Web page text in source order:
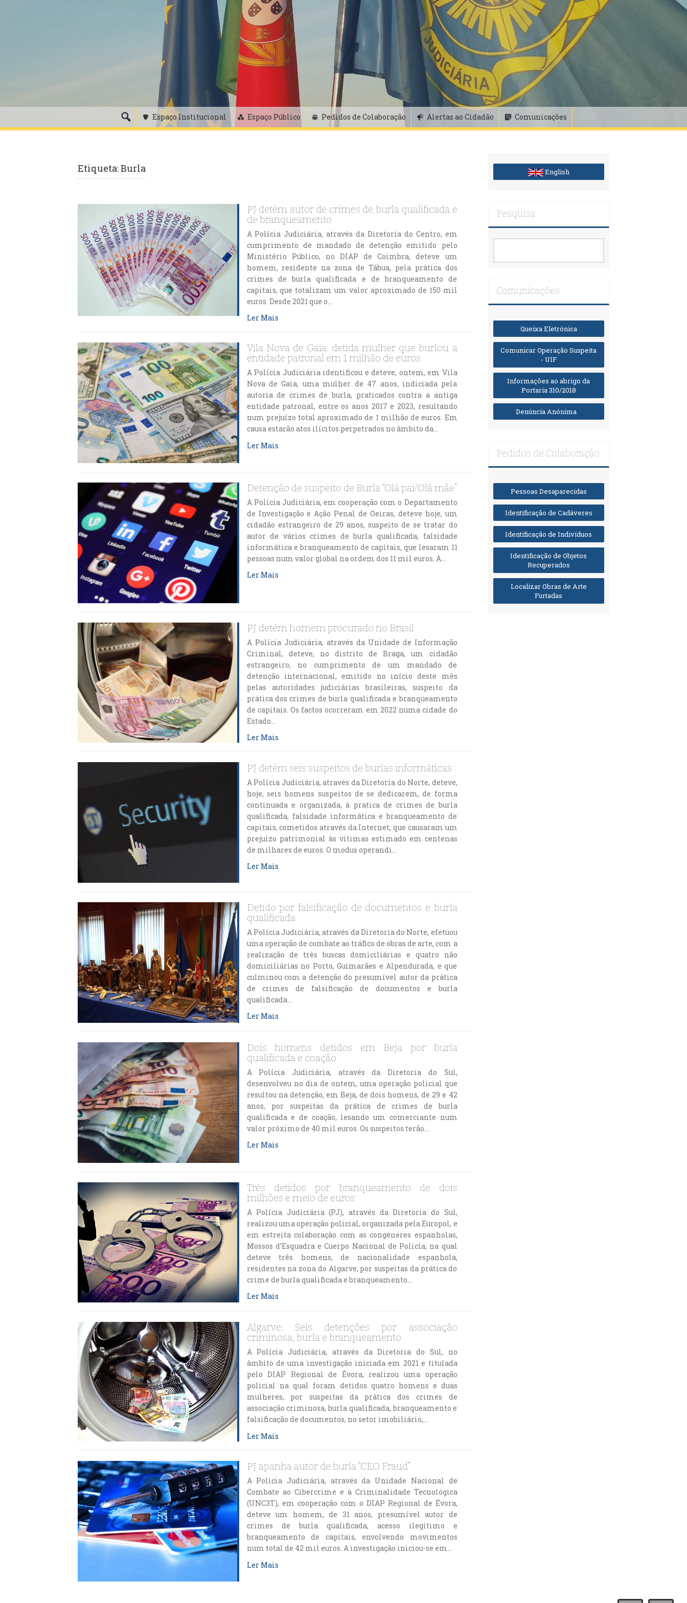
Espaço Institucional Espaço Público Pedidos de Colaboração Alertas ao Cidadão Comunicações
Etiqueta:Burla
PJ detém autor de crimes de burla qualificada e
de branqueamento
A Polícia Judiciária, através da Diretoria do Centro, em
cumprimento de mandado de detenção emitido pelo
Ministério Público, no DIAP de Coimbra, deteve um
homem, residente na zona de Tábua, pela prática dos
crimes de burla qualificada e de branqueamento de
capitais, que totalizam um valor aproximado de 150 mil
euros. Desde 2021 que o…
Ler Mais
Vila Nova de Gaia: detida mulher que burlou a
entidade patronal em 1 milhão de euros
A Polícia Judiciária identificou e deteve, ontem, em Vila
Nova de Gaia, uma mulher de 47 anos, indiciada pela
autoria de crimes de burla, praticados contra a antiga
entidade patronal, entre os anos 2017 e 2023, resultando
num prejuízo total aproximado de 1 milhão de euros. Em
causa estarão atos ilícitos perpetrados no âmbito da…
Ler Mais
Detenção de suspeito de Burla “Olá pai/Olá mãe”
A Polícia Judiciária, em cooperação com o Departamento
de Investigação e Ação Penal de Oeiras, deteve hoje, um
cidadão estrangeiro de 29 anos, suspeito de se tratar do
autor de vários crimes de burla qualificada, falsidade
informática e branqueamento de capitais, que lesaram 11
pessoas num valor global na ordem dos 11 mil euros. A…
Ler Mais
PJ detém homem procurado no Brasil
A Polícia Judiciária, através da Unidade de Informação
Criminal, deteve, no distrito de Braga, um cidadão
estrangeiro, no cumprimento de um mandado de
detenção internacional, emitido no início deste mês
pelas autoridades judiciárias brasileiras, suspeito da
prática dos crimes de burla qualificada e branqueamento
de capitais. Os factos ocorreram em 2022 numa cidade do
Estado…
Ler Mais
PJ detém seis suspeitos de burlas informáticas
A Polícia Judiciária, através da Diretoria do Norte, deteve,
hoje, seis homens suspeitos de se dedicarem, de forma
continuada e organizada, à pratica de crimes de burla
qualificada, falsidade informática e branqueamento de
capitais, cometidos através da Internet, que causaram um
prejuízo patrimonial às vítimas estimado em centenas
de milhares de euros. O modus operandi…
Ler Mais
Detido por falsificação de documentos e burla
qualificada
A Polícia Judiciária, através da Diretoria do Norte, efetuou
uma operação de combate ao tráfico de obras de arte, com a
realização de três buscas domiciliárias e quatro não
domiciliárias no Porto, Guimarães e Alpendurada, e que
culminou com a detenção do presumível autor da prática
de crimes de falsificação de documentos e burla
qualificada…
Ler Mais
Dois homens detidos em Beja por burla
qualificada e coação
A Polícia Judiciária, através da Diretoria do Sul,
desenvolveu no dia de ontem, uma operação policial que
resultou na detenção, em Beja, de dois homens, de 29 e 42
anos, por suspeitas da prática de crimes de burla
qualificada e de coação, lesando um comerciante num
valor próximo de 40 mil euros. Os suspeitos terão…
Ler Mais
Três detidos por branqueamento de dois
milhões e meio de euros
A Polícia Judiciária (PJ), através da Diretoria do Sul,
realizou uma operação policial, organizada pela Europol, e
em estreita colaboração com as congéneres espanholas,
Mossos d’Esquadra e Cuerpo Nacional de Policía, na qual
deteve três homens, de nacionalidade espanhola,
residentes na zona do Algarve, por suspeitas da prática do
crime de burla qualificada e branqueamento…
Ler Mais
Algarve: Seis detenções por associação
criminosa, burla e branqueamento
A Polícia Judiciária, através da Diretoria do Sul, no
âmbito de uma investigação iniciada em 2021 e titulada
pelo DIAP Regional de Évora, realizou uma operação
policial na qual foram detidos quatro homens e duas
mulheres, por suspeitas da prática dos crimes de
associação criminosa, burla qualificada, branqueamento e
falsificação de documentos, no setor imobiliário,…
Ler Mais
PJ apanha autor de burla “CEO Fraud”
A Polícia Judiciária, através da Unidade Nacional de
Combate ao Cibercrime e à Criminalidade Tecnológica
(UNC3T), em cooperação com o DIAP Regional de Évora,
deteve um homem, de 31 anos, presumível autor de
crimes de burla qualificada, acesso ilegítimo e
branqueamento de capitais, envolvendo movimentos
num total de 42 mil euros. A investigação iniciou-se em…
Ler Mais
English
Pesquisa
Comunicações
Queixa Eletrónica
Comunicar Operação Suspeita
- UIF
Informações ao abrigo da
Portaria 310/2018
Denúncia Anónima
Pedidos de Colaboração
Pessoas Desaparecidas
Identificação de Cadáveres
Identificação de Indivíduos
Identificação de Objetos
Recuperados
Localizar Obras de Arte
Furtadas